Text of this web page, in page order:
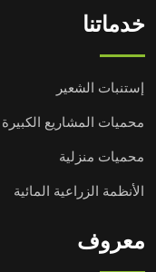
خدماتنا
إستنبات الشعير
محميات المشاريع الكبيرة
محميات منزلية
الأنظمة الزراعية المائية
معروف